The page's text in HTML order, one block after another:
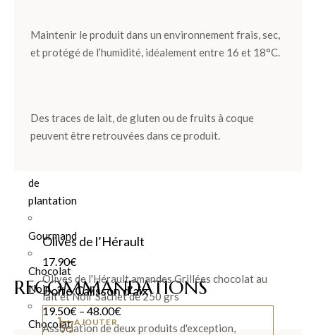
Ballotins
de
et
de
plantation
Gourmand
Chocolat
Noir
Chocolat
Maintenir le produit dans un environnement frais, sec,
et protégé de l’humidité, idéalement entre 16 et 18°C.
Des traces de lait, de gluten ou de fruits à coque
peuvent être retrouvées dans ce produit.
RECOMMANDATIONS
Olives de l’Hérault
17.90€
Olives de l'Hérault amandes Grillées chocolat au
lait et Noir Sachet de 250 grs
AJOUTER
Boîte Calisson d’aix
19.50€–48.00€
Association de deux produits d'exception,